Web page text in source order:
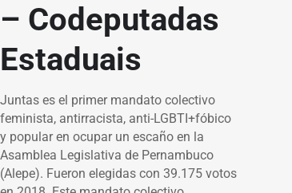
– Codeputadas
Estaduais
Juntas es el primer mandato colectivo
feminista, antirracista, anti-LGBTI+fóbico
y popular en ocupar un escaño en la
Asamblea Legislativa de Pernambuco
(Alepe). Fueron elegidas con 39.175 votos